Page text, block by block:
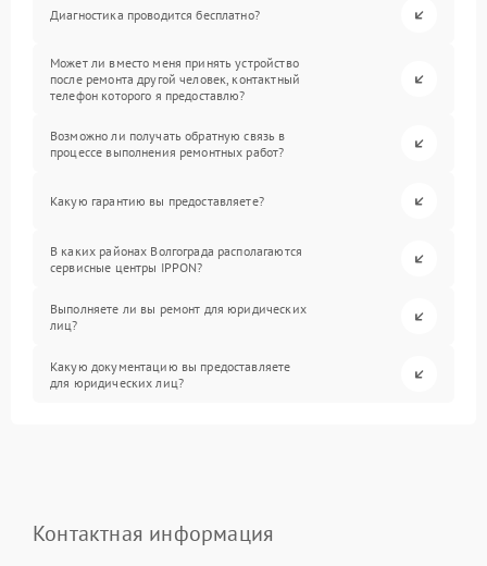
Диагностика проводится бесплатно?
Может ли вместо меня принять устройство
после ремонта другой человек, контактный
телефон которого я предоставлю?
Возможно ли получать обратную связь в
процессе выполнения ремонтных работ?
Какую гарантию вы предоставляете?
В каких районах Волгограда располагаются
сервисные центры IPPON?
Выполняете ли вы ремонт для юридических
лиц?
Какую документацию вы предоставляете
для юридических лиц?
Контактная информация